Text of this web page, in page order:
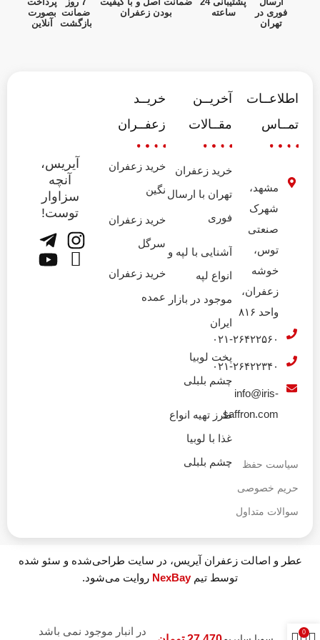
فوری در
تهران
ساعته
بودن زعفران
ضمانت
بازگشت
بصورت
آنلاین
اطلاعــات
تمــاس
مشهد،
شهرک
صنعتی
توس،
خوشه
زعفران،
واحد ۸۱۶
۰۲۱-۲۶۴۲۲۵۶۰
۰۲۱-۲۶۴۲۲۳۴۰
info@iris-
saffron.com
سیاست حفظ
حریم خصوصی
سوالات متداول
آخریــن
مقــالات
خرید زعفران
تهران با ارسال
فوری
آشنایی با لپه و
انواع لپه
موجود در بازار
ایران
پخت لوبیا
چشم بلبلی
طرز تهیه انواع
غذا با لوبیا
چشم بلبلی
خریــد
زعفــران
خرید زعفران
نگین
خرید زعفران
سرگل
خرید زعفران
عمده
آیریس،
آنچه
سزاوار
توست!
عطر و اصالت زعفران آیریس، در سایت طراحی‌شده و سئو شده
توسط تیمNexBay روایت می‌شود.
در انبار موجود نمی باشد 0